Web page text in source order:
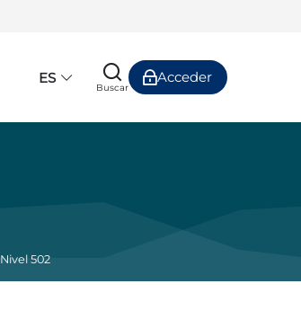
ES
Buscar
Acceder
Nivel 502